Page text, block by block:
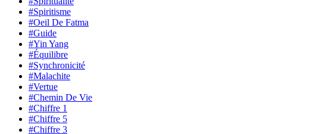
#Spiritisme
#Oeil De Fatma
#Guide
#Yin Yang
#Équilibre
#Synchronicité
#Malachite
#Vertue
#Chemin De Vie
#Chiffre 1
#Chiffre 5
#Chiffre 3